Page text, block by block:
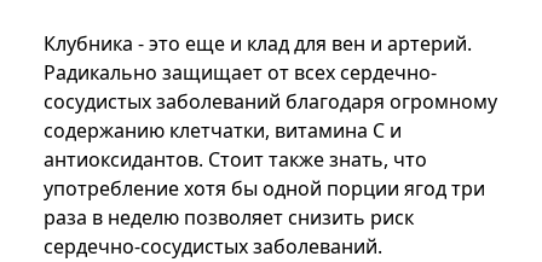
Клубника - это еще и клад для вен и артерий.
Радикально защищает от всех сердечно-
сосудистых заболеваний благодаря огромному
содержанию клетчатки, витамина С и
антиоксидантов. Стоит также знать, что
употребление хотя бы одной порции ягод три
раза в неделю позволяет снизить риск
сердечно-сосудистых заболеваний.